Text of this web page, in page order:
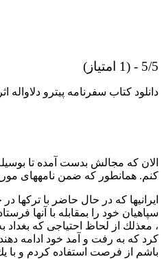
5/5 - (1 امتیاز)
دانلود کتاب سفرنامه پیترو دلاواله
الان که مجالش بدست آمده تا
کنم. همانطور که ضمن نامههای مورخ ۲۳ دسامبر و ۲ ژانویه از بغداد اطلاع دادم روز چهارم سالجاری (۱۹۱۷) از آن شهر بطریقی که بعداً توصیف خواهم کرد
ایرانیها که در حال حاضر با
سپاهیان خود را بمقابله با آنها
، معذلك از لحاظ احتیاجی که
کرد که به رفت و آمد خود ادامه
باشم از فرصت استفاده کردم و با